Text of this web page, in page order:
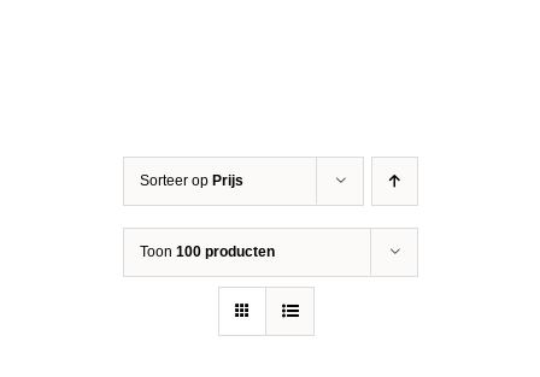
Sorteer op Prijs
Toon 100 producten